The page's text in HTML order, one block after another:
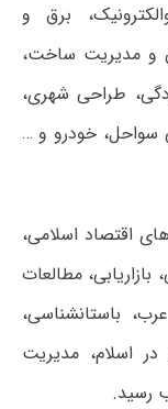
برق و
و مدیریت ساخت،
طراحی شهری،
سواحل، خودرو و …
اقتصاد اسلامی،
مطالعات
باستانشناسی،
اسلام، مدیریت
رسید.